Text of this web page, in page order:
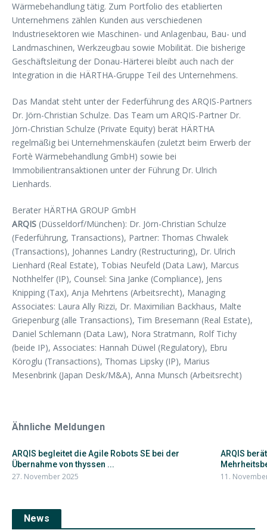
Wärmebehandlung tätig. Zum Portfolio des etablierten
Unternehmens zählen Kunden aus verschiedenen
Industriesektoren wie Maschinen- und Anlagenbau, Bau- und
Landmaschinen, Werkzeugbau sowie Mobilität. Die bisherige
Geschäftsleitung der Donau-Härterei bleibt auch nach der
Integration in die HÄRTHA-Gruppe Teil des Unternehmens.
Das Mandat steht unter der Federführung des ARQIS-Partners
Dr. Jörn-Christian Schulze. Das Team um ARQIS-Partner Dr.
Jörn-Christian Schulze (Private Equity) berät HÄRTHA
regelmäßig bei Unternehmenskäufen (zuletzt beim Erwerb der
Fortè Wärmebehandlung GmbH) sowie bei
Immobilientransaktionen unter der Führung Dr. Ulrich
Lienhards.
Berater HÄRTHA GROUP GmbH
ARQIS (Düsseldorf/München): Dr. Jörn-Christian Schulze
(Federführung, Transactions), Partner: Thomas Chwalek
(Transactions), Johannes Landry (Restructuring), Dr. Ulrich
Lienhard (Real Estate), Tobias Neufeld (Data Law), Marcus
Nothhelfer (IP), Counsel: Sina Janke (Compliance), Jens
Knipping (Tax), Anja Mehrtens (Arbeitsrecht), Managing
Associates: Laura Ally Rizzi, Dr. Maximilian Backhaus, Malte
Griepenburg (alle Transactions), Tim Bresemann (Real Estate),
Daniel Schlemann (Data Law), Nora Stratmann, Rolf Tichy
(beide IP), Associates: Hannah Düwel (Regulatory), Ebru
Köroglu (Transactions), Thomas Lipsky (IP), Marius
Mesenbrink (Japan Desk/M&A), Anna Munsch (Arbeitsrecht)
Ähnliche Meldungen
ARQIS begleitet die Agile Robots SE bei der
Übernahme von thyssen ...
27. November 2025
ARQIS
11.
News